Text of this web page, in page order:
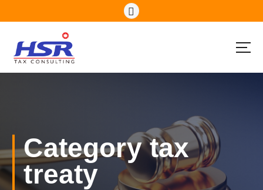
k
o
n
t
Category tax
treaty